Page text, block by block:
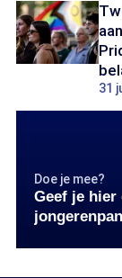
31
Doe je mee?
Geef je